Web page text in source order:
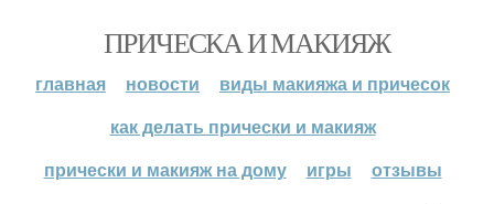
ПРИЧЕСКА И МАКИЯЖ
главная новости
виды макияжа и причесок
как делать прически и макияж
прически и макияж на дому
игры отзывы